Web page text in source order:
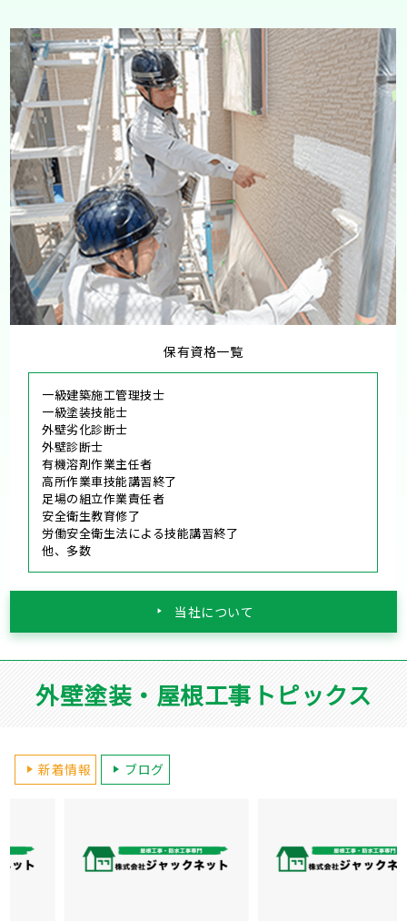
保有資格一覧
一級建築施工管理技士
一級塗装技能士
外壁劣化診断士
外壁診断士
有機溶剤作業主任者
高所作業車技能講習終了
足場の組立作業責任者
安全衛生教育修了
労働安全衛生法による技能講習終了
他、多数
当社について
外壁塗装・屋根工事トピックス
新着情報 ブログ